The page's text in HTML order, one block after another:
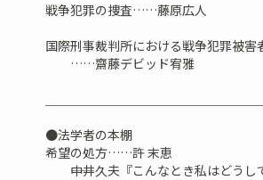
戦争犯罪の捜査……藤原広人
国際刑事裁判所における戦争犯罪被害
……齋藤デビッド宥雅
●法学者の本棚
希望の処方……許 末恵
――中井久夫『こんなとき私はどうし